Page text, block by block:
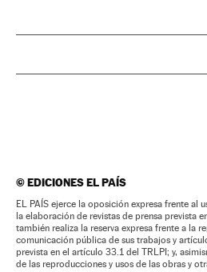
©EDICIONES EL PAÍS
EL PAÍS ejerce la oposición expresa frente al
la elaboración de revistas de prensa prevista
también realiza la reserva expresa frente a la
comunicación pública de sus trabajos y
prevista en el artículo 33.1 del TRLPI; y,
de las reproducciones y usos de las obras y